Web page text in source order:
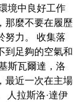
境中良好工作
那麼不要在履歷
努力。 收集落
到足夠的空氣和
斯瓦爾達，洛
最近一次在主場
人拉斯洛·達伊